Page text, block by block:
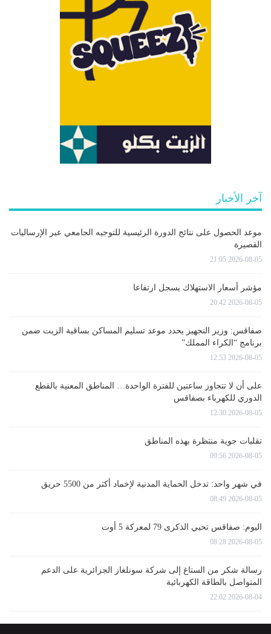
آخر الأخبار
موعد الحصول على نتائج الدورة الرئيسية للتوجيه الجامعي عبر الإرساليات
القصيرة
2026-08-05 21:05
مؤشر أسعار الاستهلاك يسجل ارتفاعا
2026-08-05 20:42
صفاقس: وزير التجهيز يحدد موعد تسليم المساكن بساقية الزيت ضمن
برنامج “الكراء المملك”
2026-08-05 12:53
على أن لا تتجاوز ساعتين للفترة الواحدة… المناطق المعنية بالقطع
الدوري للكهرباء بصفاقس
2026-08-05 12:30
تقلبات جوية منتظرة بهذه المناطق
2026-08-05 09:56
في شهر واحد: تدخل الحماية المدنية لإخماد أكثر من 5500 حريق
2026-08-05 08:49
اليوم: صفاقس تحيي الذكرى 79 لمعركة 5 أوت
2026-08-05 08:28
رسالة شكر من الستاغ إلى شركة سونلغاز الجزائرية على الدعم
المتواصل بالطاقة الكهربائية
2026-08-04 22:02